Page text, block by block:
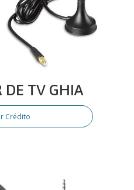
DE TV GHIA
Crédito